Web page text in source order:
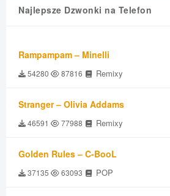
Najlepsze Dzwonki na Telefon
Rampampam – Minelli
54280 87816 Remixy
Stranger – Olivia Addams
46591 77988 Remixy
Golden Rules – C-BooL
37135 63093 POP